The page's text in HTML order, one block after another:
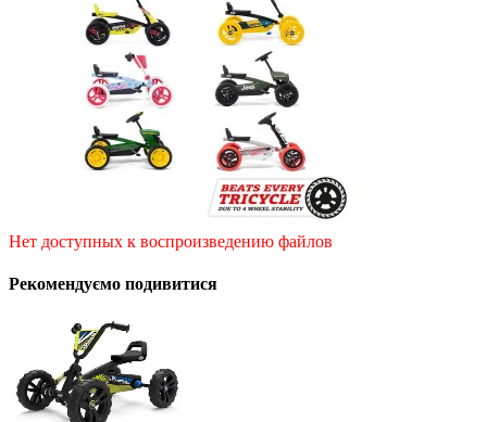
Нет доступных к воспроизведению файлов
Рекомендуємо подивитися